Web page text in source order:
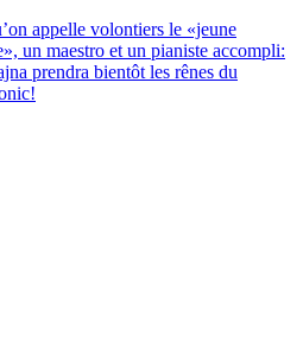
appelle volontiers le «jeune
un maestro et un pianiste accompli:
prendra bientôt les rênes du